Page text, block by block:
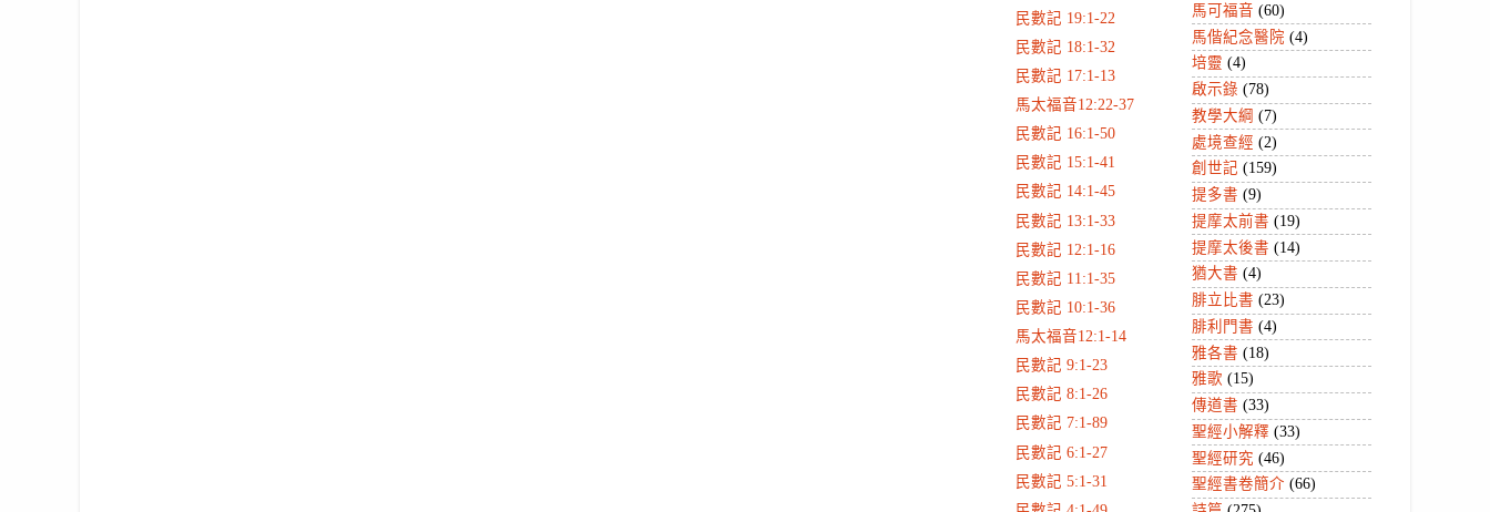
民數記 19:1-22
民數記 18:1-32
民數記 17:1-13
馬太福音12:22-37
民數記 16:1-50
民數記 15:1-41
民數記 14:1-45
民數記 13:1-33
民數記 12:1-16
民數記 11:1-35
民數記 10:1-36
馬太福音12:1-14
民數記 9:1-23
民數記 8:1-26
民數記 7:1-89
民數記 6:1-27
民數記 5:1-31
馬可福音 (60)
馬偕紀念醫院 (4)
培靈 (4)
啟示錄 (78)
教學大綱 (7)
處境查經 (2)
創世記 (159)
提多書 (9)
提摩太前書 (19)
提摩太後書 (14)
猶大書 (4)
腓立比書 (23)
腓利門書 (4)
雅各書 (18)
雅歌 (15)
傳道書 (33)
聖經小解釋 (33)
聖經研究 (46)
聖經書卷簡介 (66)